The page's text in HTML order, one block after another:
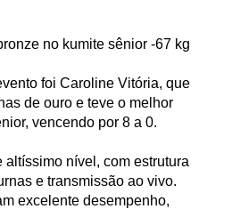
no kumite sênior -67 kg
foi Caroline Vitória, que
de ouro e teve o melhor
vencendo por 8 a 0.
altíssimo nível, com estrutura
e transmissão ao vivo.
excelente desempenho,